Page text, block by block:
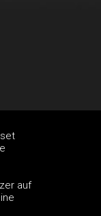
auf